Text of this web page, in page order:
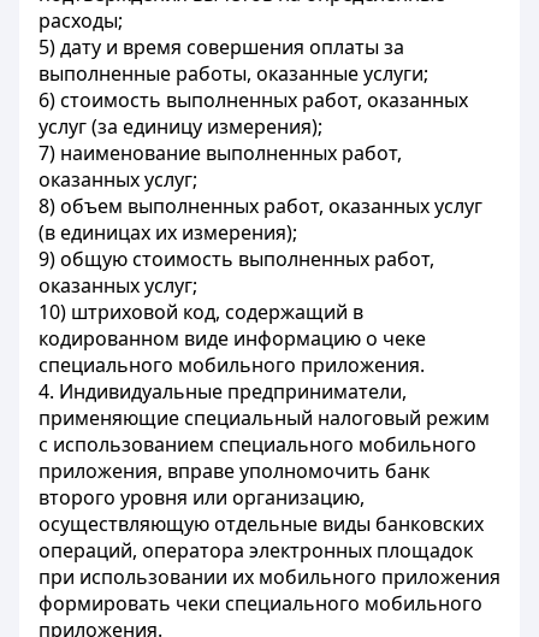
расходы;
5) дату и время совершения оплаты за
выполненные работы, оказанные услуги;
6) стоимость выполненных работ, оказанных
услуг (за единицу измерения);
7) наименование выполненных работ,
оказанных услуг;
8) объем выполненных работ, оказанных услуг
(в единицах их измерения);
9) общую стоимость выполненных работ,
оказанных услуг;
10) штриховой код, содержащий в
кодированном виде информацию о чеке
специального мобильного приложения.
4. Индивидуальные предприниматели,
применяющие специальный налоговый режим
с использованием специального мобильного
приложения, вправе уполномочить банк
второго уровня или организацию,
осуществляющую отдельные виды банковских
операций, оператора электронных площадок
при использовании их мобильного приложения
формировать чеки специального мобильного
приложения.